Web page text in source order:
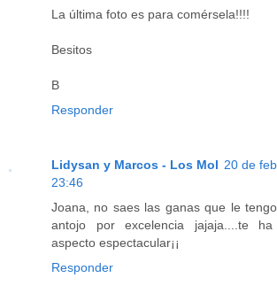
La última foto es para comérsela!!!!
Besitos
B
Responder
Lidysan y Marcos - Los Mol 20 de
23:46
Joana, no saes las ganas que le
antojo por excelencia jajaja....te
aspecto espectacular¡¡
Responder